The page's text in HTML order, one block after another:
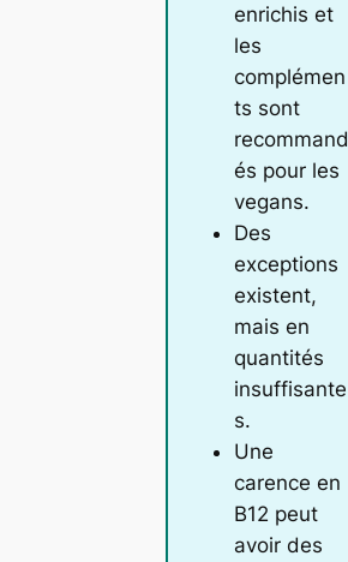
enrichis et
les
complémen
ts sont
recommand
és pour les
vegans.
Des
exceptions
existent,
mais en
quantités
insuffisante
s.
Une
carence en
B12 peut
avoir des